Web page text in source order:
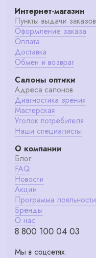
Интернет-магазин
Пункты выдачи заказов
Оформление заказа
Оплата
Доставка
Обмен и возврат
Салоны оптики
Адреса салонов
Диагностика зрения
Мастерская
Уголок потребителя
Наши специалисты
О компании
Блог
FAQ
Новости
Акции
Программа лояльности
Бренды
О нас
8 800 100 04 03
Мы в соцсетях: